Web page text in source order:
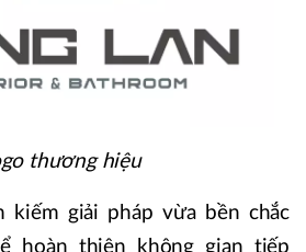
thương hiệu
kiếm giải pháp vừa bền chắc
hoàn thiện không gian tiếp